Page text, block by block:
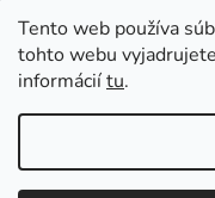
Tento web používa
tohto webu
informáciítu.